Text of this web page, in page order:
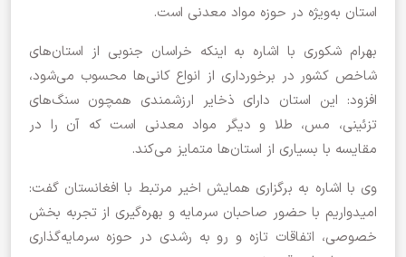
استان به‌ویژه در حوزه مواد معدنی است.
بهرام شکوری با اشاره به اینکه خراسان جنوبی از استان‌های
شاخص کشور در برخورداری از انواع کانی‌ها محسوب می‌شود،
افزود: این استان دارای ذخایر ارزشمندی همچون سنگ‌های
تزئینی، مس، طلا و دیگر مواد معدنی است که آن را در
مقایسه با بسیاری از استان‌ها متمایز می‌کند.
وی با اشاره به برگزاری همایش اخیر مرتبط با افغانستان گفت:
امیدواریم با حضور صاحبان سرمایه و بهره‌گیری از تجربه بخش
خصوصی، اتفاقات تازه و رو به رشدی در حوزه سرمایه‌گذاری